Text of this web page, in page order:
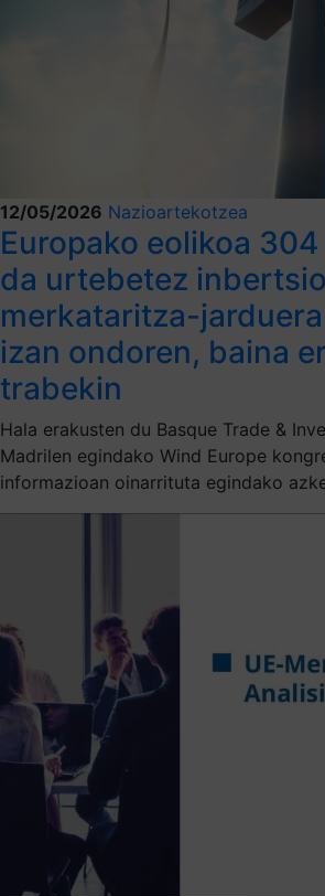
12/05/2026 Nazioartekotzea
Europako eolikoa
da urtebetez
merkataritza-
izan ondoren, baina
trabekin
Hala erakusten du Basque Trade &
Madrilen egindako Wind Europe
informazioan oinarrituta egindako